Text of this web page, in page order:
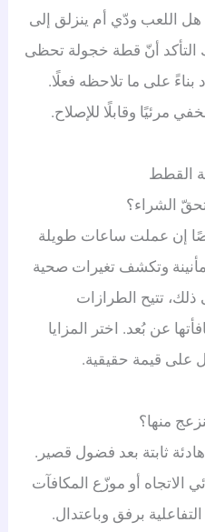
اللعب ودّي أم ينزلق إلى
أنّ قطة خجولة تحظى
على ما تلاحظه فعلًا.
مرئيًا وقابلًا للإصلاح.
القطط
الشراء؟
إن عملت ساعات طويلة
وتكشف تغيرات صحية
تتيح الطرازات
عن بُعد. اختر المزايا
قيمة حقيقية.
منها؟
ثابتة بعد فضول قصير.
أو موزّع المكافآت
برفق وباعتدال.